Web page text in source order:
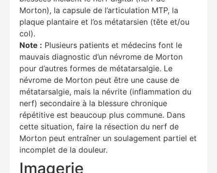
Morton), la capsule de l’articulation MTP, la
plaque plantaire et l’os métatarsien (tête et/ou
col).
Note : Plusieurs patients et médecins font le
mauvais diagnostic d’un névrome de Morton
pour d’autres formes de métatarsalgie. Le
névrome de Morton peut être une cause de
métatarsalgie, mais la névrite (inflammation du
nerf) secondaire à la blessure chronique
répétitive est beaucoup plus commune. Dans
cette situation, faire la résection du nerf de
Morton peut entraîner un soulagement partiel et
incomplet de la douleur.
Imagerie
Education Al